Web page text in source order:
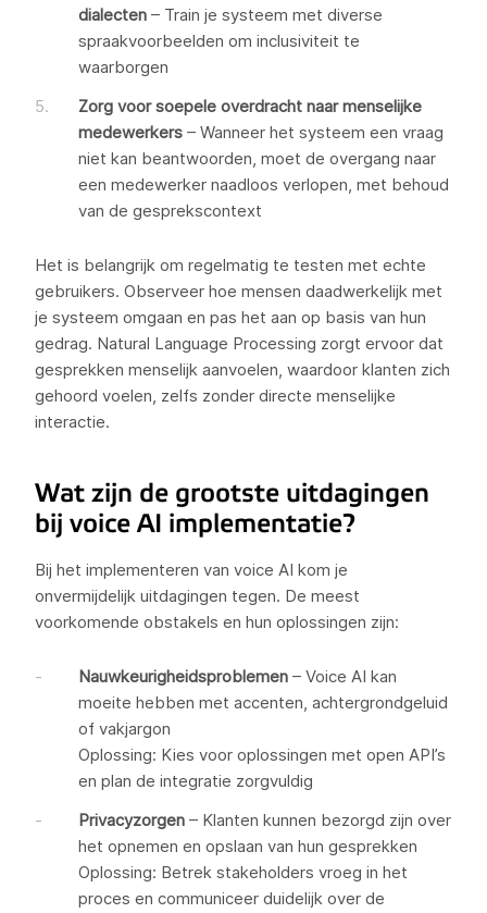
dialecten – Train je systeem met diverse
spraakvoorbeelden om inclusiviteit te
waarborgen
Zorg voor soepele overdracht naar menselijke
medewerkers – Wanneer het systeem een vraag
niet kan beantwoorden, moet de overgang naar
een medewerker naadloos verlopen, met behoud
van de gesprekscontext
Het is belangrijk om regelmatig te testen met echte
gebruikers. Observeer hoe mensen daadwerkelijk met
je systeem omgaan en pas het aan op basis van hun
gedrag. Natural Language Processing zorgt ervoor dat
gesprekken menselijk aanvoelen, waardoor klanten zich
gehoord voelen, zelfs zonder directe menselijke
interactie.
Wat zijn de grootste uitdagingen
bij voice AI implementatie?
Bij het implementeren van voice AI kom je
onvermijdelijk uitdagingen tegen. De meest
voorkomende obstakels en hun oplossingen zijn:
Nauwkeurigheidsproblemen – Voice AI kan
moeite hebben met accenten, achtergrondgeluid
of vakjargon
Oplossing: Kies voor oplossingen met open API’s
en plan de integratie zorgvuldig
Privacyzorgen – Klanten kunnen bezorgd zijn over
het opnemen en opslaan van hun gesprekken
Oplossing: Betrek stakeholders vroeg in het
proces en communiceer duidelijk over de